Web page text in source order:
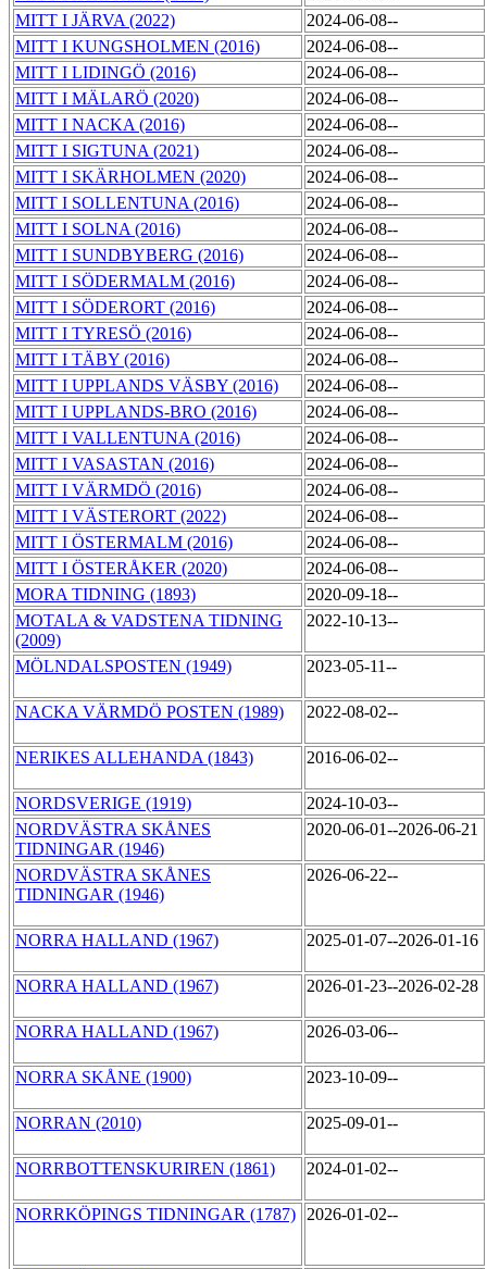
MITT I JÄRVA (2022)
2024-06-08--
MITT I KUNGSHOLMEN (2016)
2024-06-08--
MITT I LIDINGÖ (2016)
2024-06-08--
MITT I MÄLARÖ (2020)
2024-06-08--
MITT I NACKA (2016)
2024-06-08--
MITT I SIGTUNA (2021)
2024-06-08--
MITT I SKÄRHOLMEN (2020)
2024-06-08--
MITT I SOLLENTUNA (2016)
2024-06-08--
MITT I SOLNA (2016)
2024-06-08--
MITT I SUNDBYBERG (2016)
2024-06-08--
MITT I SÖDERMALM (2016)
2024-06-08--
MITT I SÖDERORT (2016)
2024-06-08--
MITT I TYRESÖ (2016)
2024-06-08--
MITT I TÄBY (2016)
2024-06-08--
MITT I UPPLANDS VÄSBY (2016)
2024-06-08--
MITT I UPPLANDS-BRO (2016)
2024-06-08--
MITT I VALLENTUNA (2016)
2024-06-08--
MITT I VASASTAN (2016)
2024-06-08--
MITT I VÄRMDÖ (2016)
2024-06-08--
MITT I VÄSTERORT (2022)
2024-06-08--
MITT I ÖSTERMALM (2016)
2024-06-08--
MITT I ÖSTERÅKER (2020)
2024-06-08--
MORA TIDNING (1893)
2020-09-18--
MOTALA & VADSTENA TIDNING
(2009)
2022-10-13--
MÖLNDALSPOSTEN (1949) 2023-05-11--
NACKA VÄRMDÖ POSTEN (1989) 2022-08-02--
NERIKES ALLEHANDA (1843) 2016-06-02--
NORDSVERIGE (1919)
2024-10-03--
NORDVÄSTRA SKÅNES
TIDNINGAR (1946)
2020-06-01--2026-06-21
NORDVÄSTRA SKÅNES
TIDNINGAR (1946)
2026-06-22--
NORRA HALLAND (1967) 2025-01-07--2026-01-16
NORRA HALLAND (1967) 2026-01-23--2026-02-28
NORRA HALLAND (1967) 2026-03-06--
NORRA SKÅNE (1900) 2023-10-09--
NORRAN (2010) 2025-09-01--
NORRBOTTENSKURIREN (1861) 2024-01-02--
NORRKÖPINGS TIDNINGAR (1787) 2026-01-02--